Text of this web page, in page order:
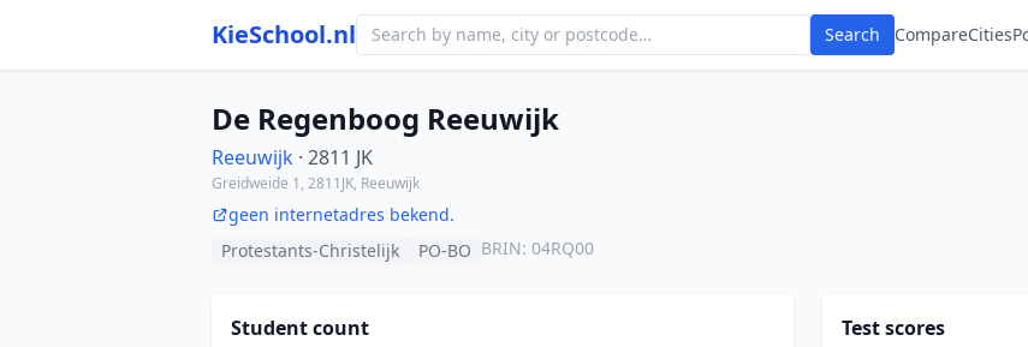
KieSchool.nl Search CompareCities
De Regenboog Reeuwijk
Reeuwijk · 2811 JK
Greidweide 1, 2811JK, Reeuwijk
geen internetadres bekend.
Protestants-Christelijk
PO-BO BRIN: 04RQ00
Student count Test scores